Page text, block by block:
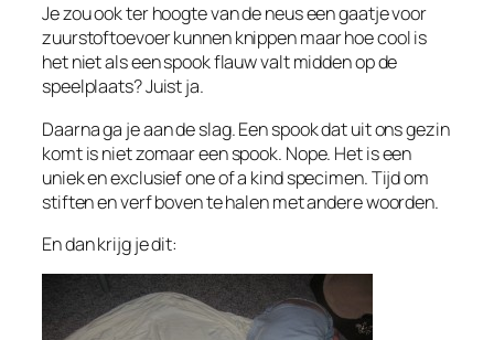
Je zou ook ter hoogte van de neus een gaatje voor
zuurstoftoevoer kunnen knippen maar hoe cool is
het niet als een spook flauw valt midden op de
speelplaats? Juist ja.
Daarna ga je aan de slag. Een spook dat uit ons gezin
komt is niet zomaar een spook. Nope. Het is een
uniek en exclusief one of a kind specimen. Tijd om
stiften en verf boven te halen met andere woorden.
En dan krijg je dit: